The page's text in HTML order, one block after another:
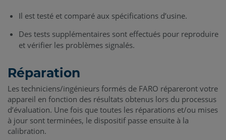
Il est testé et comparé aux spécifications d’usine.
Des tests supplémentaires sont effectués pour reproduire
et vérifier les problèmes signalés.
Réparation
Les techniciens/ingénieurs formés de FARO répareront votre
appareil en fonction des résultats obtenus lors du processus
d’évaluation. Une fois que toutes les réparations et/ou mises
à jour sont terminées, le dispositif passe ensuite à la
calibration.